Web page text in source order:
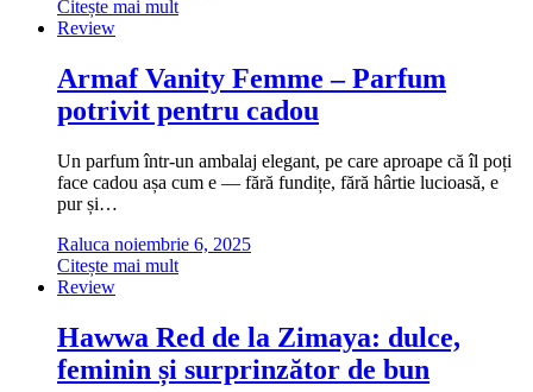
Citește mai mult
Review
Armaf Vanity Femme – Parfum
potrivit pentru cadou
Un parfum într-un ambalaj elegant, pe care aproape că îl poți
face cadou așa cum e — fără fundițe, fără hârtie lucioasă, e
pur și…
Raluca noiembrie 6, 2025
Citește mai mult
Review
Hawwa Red de la Zimaya: dulce,
feminin și surprinzător de bun